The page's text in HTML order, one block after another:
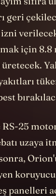
sıfıra
geri
için
25
uzaya
koruyucu